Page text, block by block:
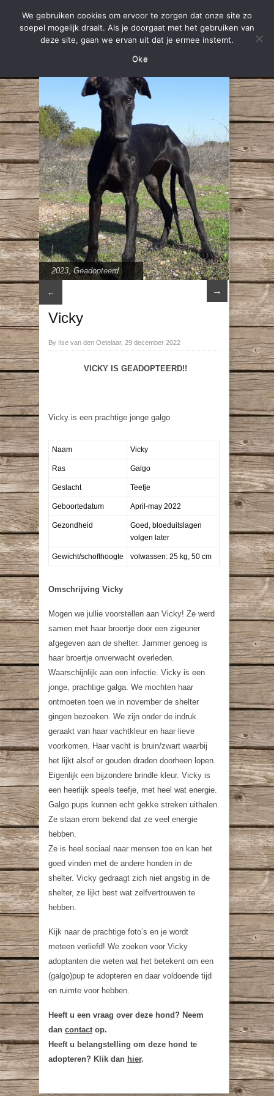
2023, Geadopteerd
← →
Vicky
By Ilse van den Oetelaar, 29 december 2022
VICKY IS GEADOPTEERD!!
Vicky is een prachtige jonge galgo
Naam Vicky
Ras Galgo
Geslacht Teefje
Geboortedatum April-may 2022
Gezondheid
Goed, bloeduitslagen
volgen later
Gewicht/schofthoogte volwassen: 25 kg, 50 cm
Omschrijving Vicky
Mogen we jullie voorstellen aan Vicky! Ze werd
samen met haar broertje door een zigeuner
afgegeven aan de shelter. Jammer genoeg is
haar broertje onverwacht overleden.
Waarschijnlijk aan een infectie. Vicky is een
jonge, prachtige galga. We mochten haar
ontmoeten toen we in november de shelter
gingen bezoeken. We zijn onder de indruk
geraakt van haar vachtkleur en haar lieve
voorkomen. Haar vacht is bruin/zwart waarbij
het lijkt alsof er gouden draden doorheen lopen.
Eigenlijk een bijzondere brindle kleur. Vicky is
een heerlijk speels teefje, met heel wat energie.
Galgo pups kunnen echt gekke streken uithalen.
Ze staan erom bekend dat ze veel energie
hebben.
Ze is heel sociaal naar mensen toe en kan het
goed vinden met de andere honden in de
shelter. Vicky gedraagt zich niet angstig in de
shelter, ze lijkt best wat zelfvertrouwen te
hebben.
Kijk naar de prachtige foto’s en je wordt
meteen verliefd! We zoeken voor Vicky
adoptanten die weten wat het betekent om een
(galgo)pup te adopteren en daar voldoende tijd
en ruimte voor hebben.
Heeft u een vraag over deze hond? Neem
dan contact op.
Heeft u belangstelling om deze hond te
adopteren? Klik dan hier.
We gebruiken cookies om ervoor te zorgen dat onze site zo
soepel mogelijk draait. Als je doorgaat met het gebruiken van
deze site, gaan we ervan uit dat je ermee instemt.
Oke